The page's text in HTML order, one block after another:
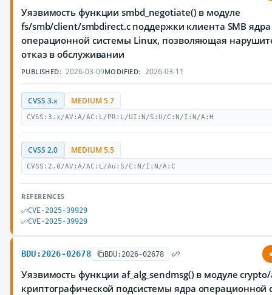
Уязвимость функции smbd_negotiate() в модуле
fs/smb/client/smbdirect.c поддержки клиента SMB ядра
операционной системы Linux, позволяющая
отказ в обслуживании
PUBLISHED: 2026-03-09MODIFIED: 2026-03-11
CVSS 3.x MEDIUM 5.7
CVSS:3.x/AV:A/AC:L/PR:L/UI:N/S:U/C:N/I:N/A:H
CVSS 2.0 MEDIUM 5.5
CVSS:2.0/AV:A/AC:L/Au:S/C:N/I:N/A:C
REFERENCES
CVE-2025-39929
CVE-2025-39929
BDU:2026-02678 BDU:2026-02678
Уязвимость функции af_alg_sendmsg() в модуле crypto/
криптографической подсистемы ядра операционной